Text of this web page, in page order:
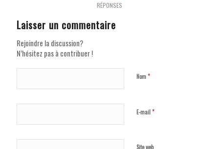
RÉPONSES
Laisser un commentaire
Rejoindre la discussion?
N’hésitez pas à contribuer !
Nom*
E-mail*
Site web